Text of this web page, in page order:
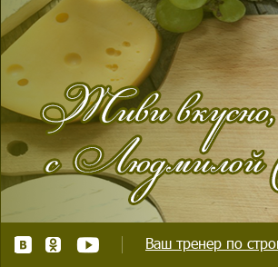
Ваш тренер по